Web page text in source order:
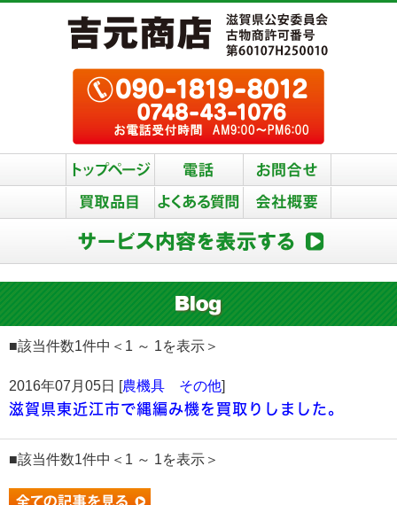
■該当件数1件中＜1 ～ 1を表示＞
2016年07月05日 [農機具 その他]
滋賀県東近江市で縄編み機を買取りしました。
■該当件数1件中＜1 ～ 1を表示＞